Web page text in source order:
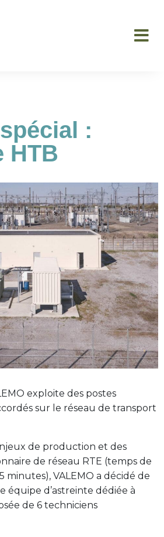
:
HTB
exploite des postes
sur le réseau de transport
de production et des
de réseau RTE (temps de
minutes), VALEMO a décidé de
équipe d’astreinte dédiée à
de 6 techniciens